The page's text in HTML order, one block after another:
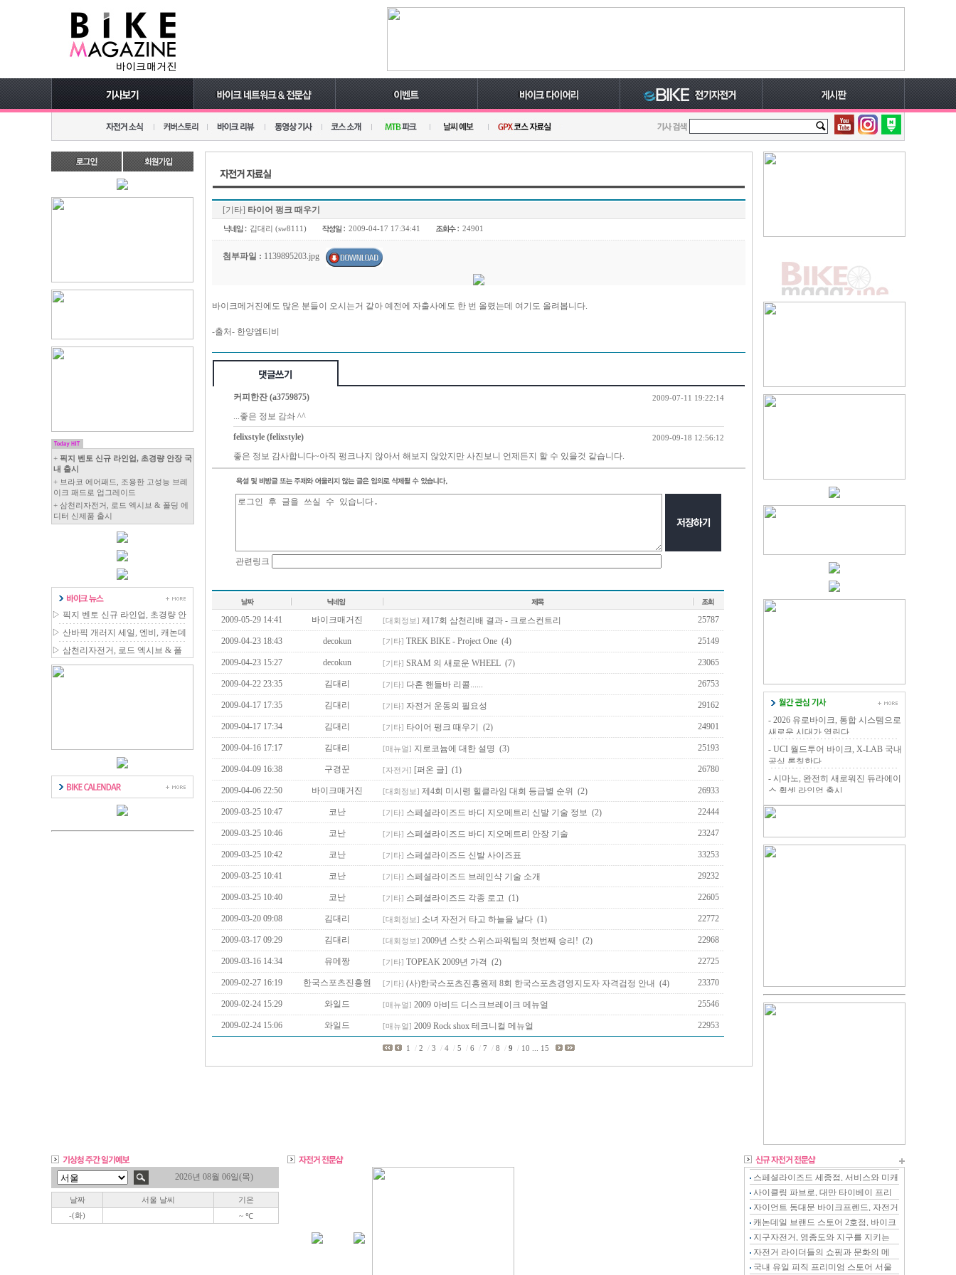
+ 픽지 벤토 신규 라인업, 초경량 안장 국
내 출시
+ 브라코 에어패드, 조용한 고성능 브레
이크 패드로 업그레이드
+ 삼천리자전거, 로드 엑시브 & 폴딩 에
디터 신제품 출시
▷ 픽지 벤토 신규 라인업, 초경량 안
장 국내 출시
▷ 산바픽 개러지 세일, 엔비, 캐논데
일 등 최대 80% 할인
▷ 삼천리자전거, 로드 엑시브 & 폴
딩 에디터 신제품 출시
[기타] 타이어 펑크 때우기
김대리 (sw8111) 2009-04-17 17:34:41 24901
첨부파일 : 1139895203.jpg
바이크메거진에도 많은 분들이 오시는거 같아 예전에 자출사에도 한 번 올렸는데 여기도 올려봅니다.
-출처- 한양엠티비
커피한잔 (a3759875) 2009-07-11 19:22:14
...좋은 정보 감솨 ^^
felixstyle (felixstyle) 2009-09-18 12:56:12
좋은 정보 감사합니다~아직 펑크나지 않아서 해보지 않았지만 사진보니 언제든지 할 수 있을것 같습니다.
2009-05-29 14:41 바이크매거진 [대회정보] 제17회 삼천리배 결과 - 크로스컨트리 25787
2009-04-23 18:43 decokun [기타] TREK BIKE - Project One (4) 25149
2009-04-23 15:27 decokun [기타] SRAM 의 새로운 WHEEL (7) 23065
2009-04-22 23:35 김대리 [기타] 다혼 핸들바 리콜...... 26753
2009-04-17 17:35 김대리 [기타] 자전거 운동의 필요성 29162
2009-04-17 17:34 김대리 [기타] 타이어 펑크 때우기 (2) 24901
2009-04-16 17:17 김대리 [매뉴얼] 지로코늄에 대한 설명 (3) 25193
2009-04-09 16:38 구경꾼 [자전거] [퍼온 글] (1) 26780
2009-04-06 22:50 바이크매거진 [대회정보] 제4회 미시령 힐클라임 대회 등급별 순위 (2) 26933
2009-03-25 10:47 코난 [기타] 스페셜라이즈드 바디 지오메트리 신발 기술 정보 (2) 22444
2009-03-25 10:46 코난 [기타] 스페셜라이즈드 바디 지오메트리 안장 기술 23247
2009-03-25 10:42 코난 [기타] 스페셜라이즈드 신발 사이즈표 33253
2009-03-25 10:41 코난 [기타] 스페셜라이즈드 브레인샥 기술 소개 29232
2009-03-25 10:40 코난 [기타] 스페셜라이즈드 각종 로고 (1) 22605
2009-03-20 09:08 김대리 [대회정보] 소녀 자전거 타고 하늘을 날다 (1) 22772
2009-03-17 09:29 김대리 [대회정보] 2009년 스캇 스위스파워팀의 첫번째 승리! (2) 22968
2009-03-16 14:34 유메짱 [기타] TOPEAK 2009년 가격 (2) 22725
2009-02-27 16:19 한국스포츠진흥원 [기타] (사)한국스포츠진흥원제 8회 한국스포츠경영지도자 자격검정 안내 (4) 23370
2009-02-24 15:29 와일드 [매뉴얼] 2009 아비드 디스크브레이크 메뉴얼 25546
2009-02-24 15:06 와일드 [매뉴얼] 2009 Rock shox 테크니컬 메뉴얼 22953
1 /2 /3 /4 /5 /6 /7 /8 / 9 /10 15
- 2026 유로바이크, 통합 시스템으로
새로운 시대가 열린다.
- UCI 월드투어 바이크, X-LAB 국내
공식 론칭한다.
- 시마노, 완전히 새로워진 듀라에이
스 휠셋 라인업 출시
스페셜라이즈드 세종점, 서비스와 미캐
닉이 강화된 전문샵
사이클링 파브로, 대만 타이베이 프리
미엄 스토어
자이언트 동대문 바이크프렌드, 자전거
를 아는 전문 스토어
캐논데일 브랜드 스토어 2호점, 바이크
온 천안점
지구자전거, 영종도와 지구를 지키는
자전거 전문샵
자전거 라이더들의 쇼핑과 문화의 메
카, 천호자전거거리
국내 유일 피직 프리미엄 스토어 서울